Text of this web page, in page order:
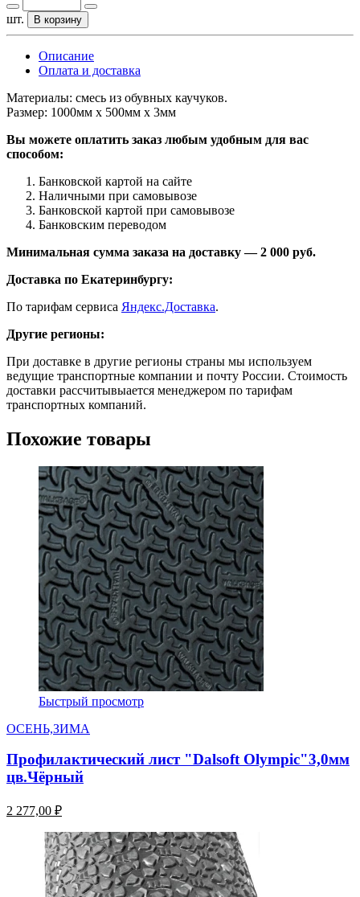
шт. В корзину
Описание
Оплата и доставка
Материалы: смесь из обувных каучуков.
Размер: 1000мм х 500мм х 3мм
Вы можете оплатить заказ любым удобным для вас
способом:
Банковской картой на сайте
Наличными при самовывозе
Банковской картой при самовывозе
Банковским переводом
Минимальная сумма заказа на доставку — 2 000 руб.
Доставка по Екатеринбургу:
По тарифам сервиса Яндекс.Доставка.
Другие регионы:
При доставке в другие регионы страны мы используем
ведущие транспортные компании и почту России. Стоимость
доставки рассчитывыается менеджером по тарифам
транспортных компаний.
Похожие товары
Быстрый просмотр
ОСЕНЬ,ЗИМА
Профилактический лист "Dalsoft Olympic"3,0мм
цв.Чёрный
2 277,00 ₽